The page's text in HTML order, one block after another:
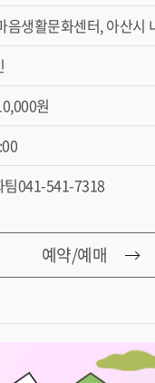
음생활문화센터, 아산시
원
팀041-541-7318
예약/예매